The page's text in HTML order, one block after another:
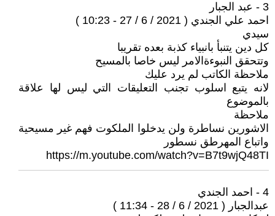
3 - عبد الجبار
احمد علي الجندي ( 2021 / 6 / 27 - 10:23 )
سيدي
كل دين يتنبأ بانبياء كذبة بعده تقريبا
وتتحقق النبوءةالامر ليس خاصا بالمسيح
ملاحظة الكاتب لم يرد عليك
لانه يتبع اسلوب تجنب التعليقات التي ليس لها علاقة
بالموضوع
ملاحظة
الاشورين نساطرة ولن يدخلوا الملكوت فهم غير مسيحية
واتباع المهرطق نسطور
https://m.youtube.com/watch?v=B7t9wjQ48TI
4 - احمد الجندي
عبدالجبار ( 2021 / 6 / 28 - 11:34 )